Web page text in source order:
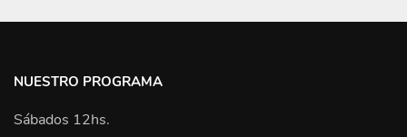
NUESTRO PROGRAMA
Sábados 12hs.